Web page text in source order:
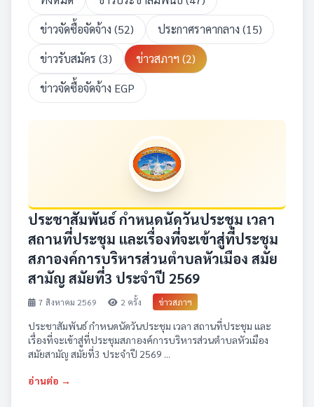
ข่าวจัดซื้อจัดจ้าง (52)
ประกาศราคากลาง (15)
ข่าวรับสมัคร (3)
ข่าวสภาฯ (2)
ข่าวจัดซื้อจัดจ้าง EGP
ประชาสัมพันธ์ กำหนดนัดวันประชุม เวลา
สถานที่ประชุม และเรื่องที่จะเข้าสู่ที่ประชุม
สภาองค์การบริหารส่วนตำบลหัวเมือง สมัย
สามัญ สมัยที่3 ประจำปี 2569
7 สิงหาคม 2569 2 ครั้ง ข่าวสภาฯ
ประชาสัมพันธ์ กำหนดนัดวันประชุม เวลา สถานที่ประชุม และ
เรื่องที่จะเข้าสู่ที่ประชุมสภาองค์การบริหารส่วนตำบลหัวเมือง
สมัยสามัญ สมัยที่3 ประจำปี 2569 ...
อ่านต่อ →